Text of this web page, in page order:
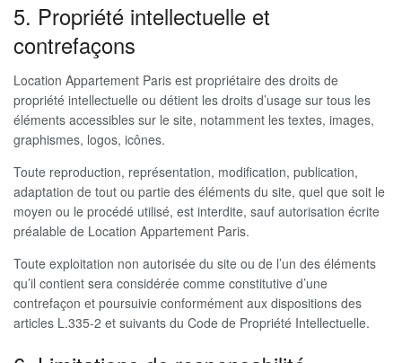
5. Propriété intellectuelle et
contrefaçons
Location Appartement Paris est propriétaire des droits de
propriété intellectuelle ou détient les droits d’usage sur tous les
éléments accessibles sur le site, notamment les textes, images,
graphismes, logos, icônes.
Toute reproduction, représentation, modification, publication,
adaptation de tout ou partie des éléments du site, quel que soit le
moyen ou le procédé utilisé, est interdite, sauf autorisation écrite
préalable de Location Appartement Paris.
Toute exploitation non autorisée du site ou de l’un des éléments
qu’il contient sera considérée comme constitutive d’une
contrefaçon et poursuivie conformément aux dispositions des
articles L.335-2 et suivants du Code de Propriété Intellectuelle.